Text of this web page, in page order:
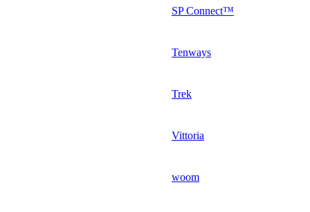
SP Connect™
Tenways
Trek
Vittoria
woom